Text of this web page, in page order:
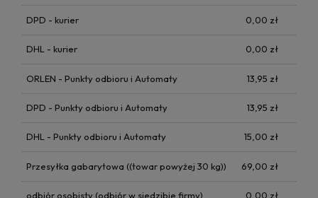
DPD - kurier 0,00 zł
DHL - kurier 0,00 zł
ORLEN - Punkty odbioru i Automaty 13,95 zł
DPD - Punkty odbioru i Automaty 13,95 zł
DHL - Punkty odbioru i Automaty 15,00 zł
Przesyłka gabarytowa ((towar powyżej 30 kg)) 69,00 zł
odbiór osobisty(odbiór w siedzibie firmy) 0,00 zł